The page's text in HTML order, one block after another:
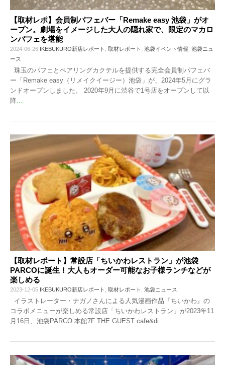
【取材レポ】会員制パフェバー「Remake easy 池袋」がオ
ープン。劇場をイメージした大人の隠れ家で、限定のマカロ
ンパフェを堪能
2024-06-26 IKEBUKURO新店レポート 取材レポート 池袋イベント情報 池袋ニュ
ース
珠玉のパフェとペアリングカクテルを提供する完全会員制パフェバ
ー「Remake easy（リメイクイージー）池袋」が、2024年5月にグラ
ンドオープンしました。 2020年9月に渋谷で1号店をオープンして以
降…
【取材レポート】常設店「ちいかわレストラン」が池袋
PARCOに誕生！大人もオーダー可能なお子様ランチなどが
楽しめる
2023-12-05 IKEBUKURO新店レポート 取材レポート 池袋ニュース
イラストレーター・ナガノさんによる人気漫画作品『ちいかわ』の
コラボメニューが楽しめる常設店「ちいかわレストラン」が2023年11
月16日、池袋PARCO 本館7F THE GUEST cafe&di